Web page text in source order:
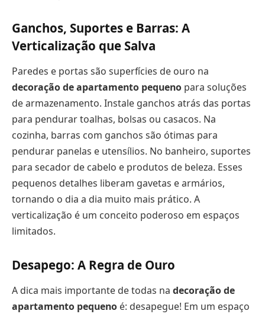
Ganchos, Suportes e Barras: A
Verticalização que Salva
Paredes e portas são superfícies de ouro na
decoração de apartamento pequeno para soluções
de armazenamento. Instale ganchos atrás das portas
para pendurar toalhas, bolsas ou casacos. Na
cozinha, barras com ganchos são ótimas para
pendurar panelas e utensílios. No banheiro, suportes
para secador de cabelo e produtos de beleza. Esses
pequenos detalhes liberam gavetas e armários,
tornando o dia a dia muito mais prático. A
verticalização é um conceito poderoso em espaços
limitados.
Desapego: A Regra de Ouro
A dica mais importante de todas na decoração de
apartamento pequeno é: desapegue! Em um espaço